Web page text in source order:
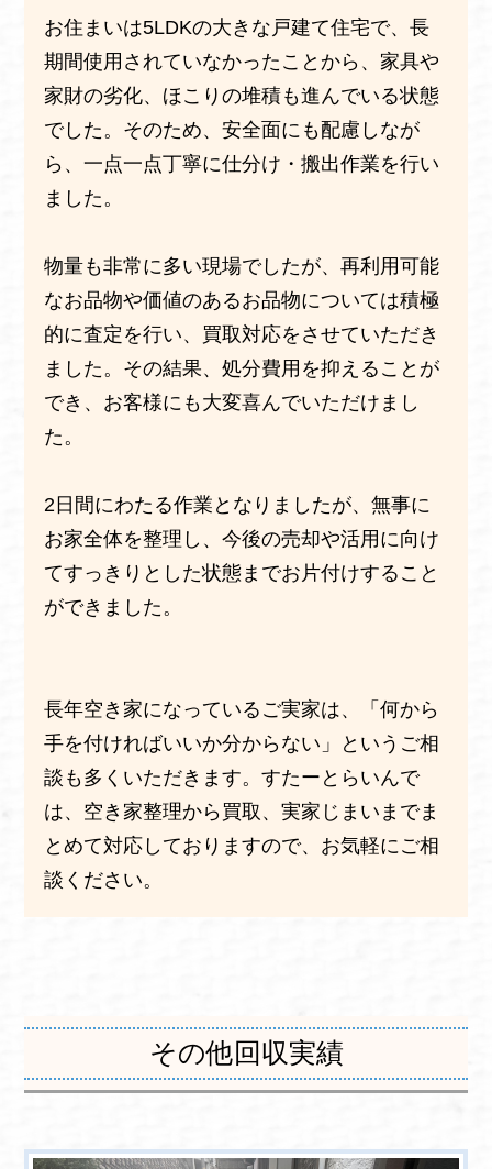
お住まいは5LDKの大きな戸建て住宅で、長
期間使用されていなかったことから、家具や
家財の劣化、ほこりの堆積も進んでいる状態
でした。そのため、安全面にも配慮しなが
ら、一点一点丁寧に仕分け・搬出作業を行い
ました。
物量も非常に多い現場でしたが、再利用可能
なお品物や価値のあるお品物については積極
的に査定を行い、買取対応をさせていただき
ました。その結果、処分費用を抑えることが
でき、お客様にも大変喜んでいただけまし
た。
2日間にわたる作業となりましたが、無事に
お家全体を整理し、今後の売却や活用に向け
てすっきりとした状態までお片付けすること
ができました。
長年空き家になっているご実家は、「何から
手を付ければいいか分からない」というご相
談も多くいただきます。すたーとらいんで
は、空き家整理から買取、実家じまいまでま
とめて対応しておりますので、お気軽にご相
談ください。
その他回収実績